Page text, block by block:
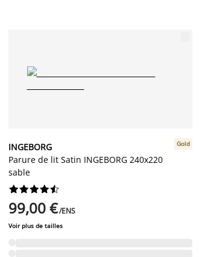
INGEBORG
Parure de lit Satin INGEBORG 240x220
sable
Gold






99,00 €/ENS
Voir plus de tailles